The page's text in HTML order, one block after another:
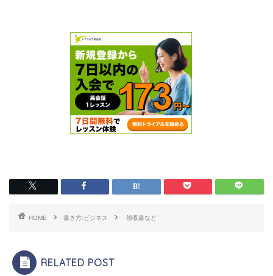
HOME 書き方:ビジネス 領収書など
RELATED POST